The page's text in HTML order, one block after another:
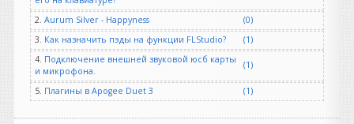
GALAN
написал 06.08.2026 в23:58
Возьми старую запись, где
под джазовый оркестр поёт
кто либо. Твоя хвалёная
призма вместе с вокалом
нахватает кучу артефактов.
2. Aurum Silver - Happyness
(0)
3. Как назначить пэды на функции FLStudio?
(1)
4. Подключение внешней звуковой юсб карты
и микрофона.
(1)
5. Плагины в Apogee Duet 3 (1)